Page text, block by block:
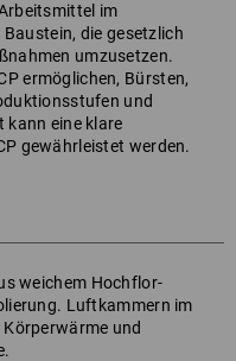
im
die gesetzlich
umzusetzen.
ermöglichen, Bürsten,
und
kann eine klare
gewährleistet werden.
weichem Hochflor-
Luftkammern im
und